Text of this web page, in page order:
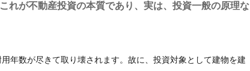
れが不動産投資の本質であり、実は、投資一般の原理な
年数が尽きて取り壊されます。故に、投資対象として建物を建